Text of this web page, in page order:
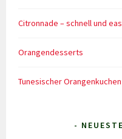
Citronnade – schnell und
Orangendesserts
Tunesischer
-